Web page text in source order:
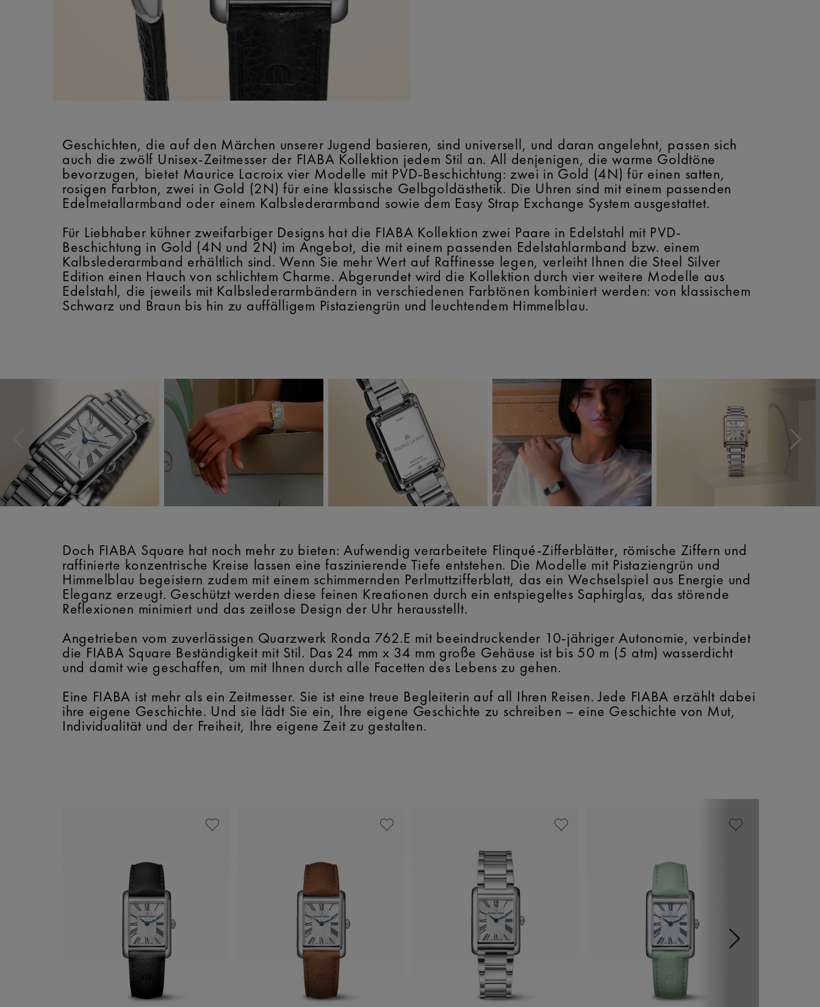
Geschichten, die auf den Märchen unserer Jugend basieren, sind universell, und daran angelehnt, passen sich
auch die zwölf Unisex-Zeitmesser der FIABA Kollektion jedem Stil an. All denjenigen, die warme Goldtöne
bevorzugen, bietet Maurice Lacroix vier Modelle mit PVD-Beschichtung: zwei in Gold (4N) für einen satten,
rosigen Farbton, zwei in Gold (2N) für eine klassische Gelbgoldästhetik. Die Uhren sind mit einem passenden
Edelmetallarmband oder einem Kalbslederarmband sowie dem Easy Strap Exchange System ausgestattet.
Für Liebhaber kühner zweifarbiger Designs hat die FIABA Kollektion zwei Paare in Edelstahl mit PVD-
Beschichtung in Gold (4N und 2N) im Angebot, die mit einem passenden Edelstahlarmband bzw. einem
Kalbslederarmband erhältlich sind. Wenn Sie mehr Wert auf Raffinesse legen, verleiht Ihnen die Steel Silver
Edition einen Hauch von schlichtem Charme. Abgerundet wird die Kollektion durch vier weitere Modelle aus
Edelstahl, die jeweils mit Kalbslederarmbändern in verschiedenen Farbtönen kombiniert werden: von klassischem
Schwarz und Braun bis hin zu auffälligem Pistaziengrün und leuchtendem Himmelblau.
Doch FIABA Square hat noch mehr zu bieten: Aufwendig verarbeitete Flinqué-Zifferblätter, römische Ziffern und
raffinierte konzentrische Kreise lassen eine faszinierende Tiefe entstehen. Die Modelle mit Pistaziengrün und
Himmelblau begeistern zudem mit einem schimmernden Perlmuttzifferblatt, das ein Wechselspiel aus Energie und
Eleganz erzeugt. Geschützt werden diese feinen Kreationen durch ein entspiegeltes Saphirglas, das störende
Reflexionen minimiert und das zeitlose Design der Uhr herausstellt.
Angetrieben vom zuverlässigen Quarzwerk Ronda 762.E mit beeindruckender 10-jähriger Autonomie, verbindet
die FIABA Square Beständigkeit mit Stil. Das 24 mm x 34 mm große Gehäuse ist bis 50 m (5 atm) wasserdicht
und damit wie geschaffen, um mit Ihnen durch alle Facetten des Lebens zu gehen.
Eine FIABA ist mehr als ein Zeitmesser. Sie ist eine treue Begleiterin auf all Ihren Reisen. Jede FIABA erzählt dabei
ihre eigene Geschichte. Und sie lädt Sie ein, Ihre eigene Geschichte zu schreiben – eine Geschichte von Mut,
Individualität und der Freiheit, Ihre eigene Zeit zu gestalten.